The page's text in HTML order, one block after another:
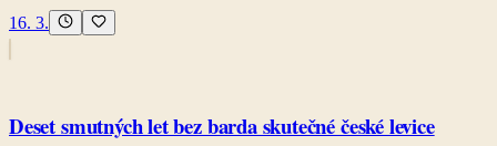
16. 3.
Deset smutných let bez barda skutečné české levice